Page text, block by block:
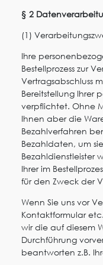
§ 2
(1)
Ihre
Bestellprozess zur
Vertragsabschluss
Bereitstellung Ihrer
verpflichtet. Ohne
Ihnen aber die
Bezahlverfahren
Bezahldaten, um
Bezahldienstleister
Ihrer im
für den Zweck der
Wenn Sie uns vor
Kontaktformular
wir die auf diesem
Durchführung
beantworten z.B.